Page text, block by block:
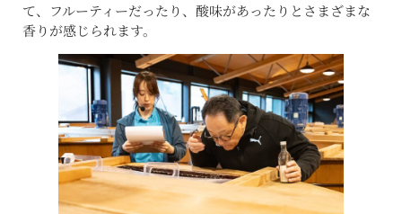
て、フルーティーだったり、酸味があったりとさまざまな
香りが感じられます。